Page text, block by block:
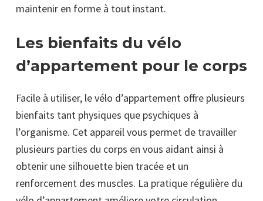
maintenir en forme à tout instant.
Les bienfaits du vélo
d’appartement pour le corps
Facile à utiliser, le vélo d’appartement offre plusieurs
bienfaits tant physiques que psychiques à
l’organisme. Cet appareil vous permet de travailler
plusieurs parties du corps en vous aidant ainsi à
obtenir une silhouette bien tracée et un
renforcement des muscles. La pratique régulière du